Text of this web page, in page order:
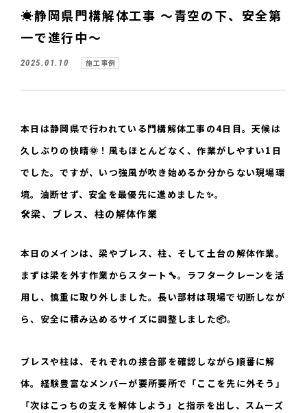
☀️静岡県門構解体工事 ～青空の下、安全第
一で進行中～
2025.01.10 施工事例
本日は静岡県で行われている門構解体工事の4日目。天候は
久しぶりの快晴🌞！風もほとんどなく、作業がしやすい1日
でした。ですが、いつ強風が吹き始めるか分からない現場環
境。油断せず、安全を最優先に進めました✨。
🛠️梁、ブレス、柱の解体作業
本日のメインは、梁やブレス、柱、そして土台の解体作業。
まずは梁を外す作業からスタート🔧。ラフタークレーンを活
用し、慎重に取り外しました。長い部材は現場で切断しなが
ら、安全に積み込めるサイズに調整しました📦。
ブレスや柱は、それぞれの接合部を確認しながら順番に解
体。経験豊富なメンバーが要所要所で「ここを先に外そう」
「次はこっちの支えを解体しよう」と指示を出し、スムーズ